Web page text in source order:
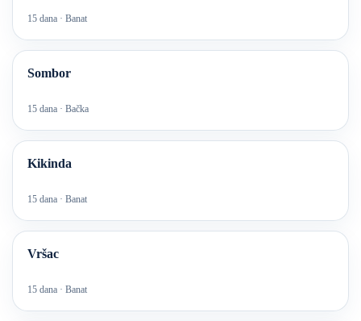
15 dana · Banat
Sombor
15 dana · Bačka
Kikinda
15 dana · Banat
Vršac
15 dana · Banat